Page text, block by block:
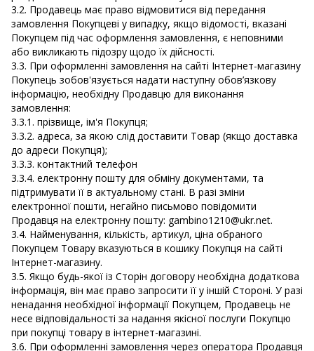
3.2. Продавець має право відмовитися від передання
замовлення Покупцеві у випадку, якщо відомості, вказані
Покупцем під час оформлення замовлення, є неповними
або викликають підозру щодо їх дійсності.
3.3. При оформленні замовлення на сайті Інтернет-магазину
Покупець зобов'язується надати наступну обов’язкову
інформацію, необхідну Продавцю для виконання
замовлення:
3.3.1. прізвище, ім'я Покупця;
3.3.2. адреса, за якою слід доставити Товар (якщо доставка
до адреси Покупця);
3.3.3. контактний телефон
3.3.4. електронну пошту для обміну документами, та
підтримувати її в актуальному стані. В разі зміни
електронної пошти, негайно письмово повідомити
Продавця на електронну пошту: gambino1210@ukr.net.
3.4. Найменування, кількість, артикул, ціна обраного
Покупцем Товару вказуються в кошику Покупця на сайті
Інтернет-магазину.
3.5. Якщо будь-якої із Сторін договору необхідна додаткова
інформація, він має право запросити її у іншій Стороні. У разі
ненадання необхідної інформації Покупцем, Продавець не
несе відповідальності за надання якісної послуги Покупцю
при покупці товару в інтернет-магазині.
3.6. При оформленні замовлення через оператора Продавця